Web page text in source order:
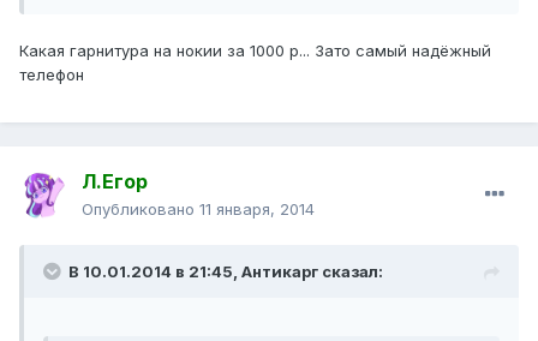
Какая гарнитура на нокии за 1000 р... Зато самый надёжный
телефон
Л.Егор
Опубликовано 11 января, 2014
В 10.01.2014 в 21:45, Антикарг сказал: